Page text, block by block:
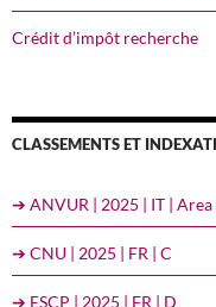
Crédit d’impôt recherche
CLASSEMENTS ET
➔ ANVUR | 2025 | IT | Area
➔ CNU | 2025 | FR | C
➔ ESCP | 2025 | FR | D